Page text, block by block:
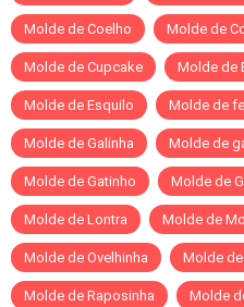
Molde de Coelho Molde de
Molde de Cupcake Molde de
Molde de Esquilo Molde de
Molde de Galinha Molde de
Molde de Gatinho Molde de
Molde de Lontra Molde de
Molde de Ovelhinha Molde
Molde de Raposinha Molde